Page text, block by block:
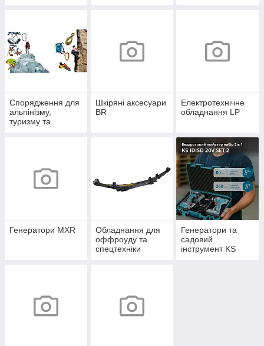
Спорядження для
альпінізму,
туризму та
Шкіряні аксесуари
BR
Електротехнічне
обладнання LP
Генератори MXR
Обладнання для
оффроуду та
спецтехніки
Генератори та
садовий
інструмент KS